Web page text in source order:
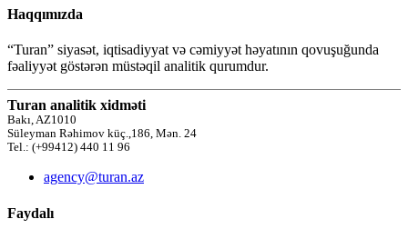
Haqqımızda
“Turan” siyasət, iqtisadiyyat və cəmiyyət həyatının qovuşuğunda
fəaliyyət göstərən müstəqil analitik qurumdur.
Turan analitik xidməti
Bakı, AZ1010
Süleyman Rəhimov küç.,186, Mən. 24
Tel.: (+99412) 440 11 96
agency@turan.az
Faydalı